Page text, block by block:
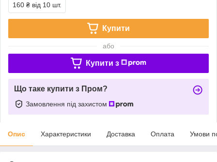
160 ₴ від 10 шт.
Купити
або
Купити з
Що таке купити з Пром?
Замовлення під захистом
Опис Характеристики Доставка Оплата Умови